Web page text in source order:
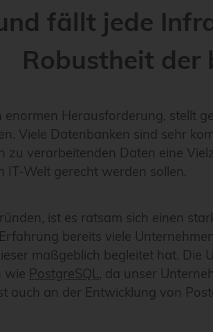
fällt jede
Robustheit der
enormen Herausforderung, stellt
Viele Datenbanken sind sehr
zu verarbeitenden Daten eine
IT-Welt gerecht werden sollen.
ist es ratsam sich einen
bereits viele
maßgeblich begleitet hat. Die
wie PostgreSQL, da unser
auch an der Entwicklung von